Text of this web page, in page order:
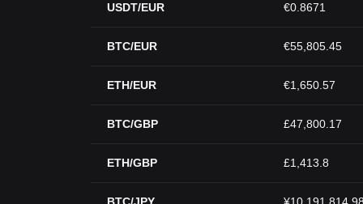
USDT/EUR €0.8671
BTC/EUR €55,805.45
ETH/EUR €1,650.57
BTC/GBP £47,800.17
ETH/GBP £1,413.8